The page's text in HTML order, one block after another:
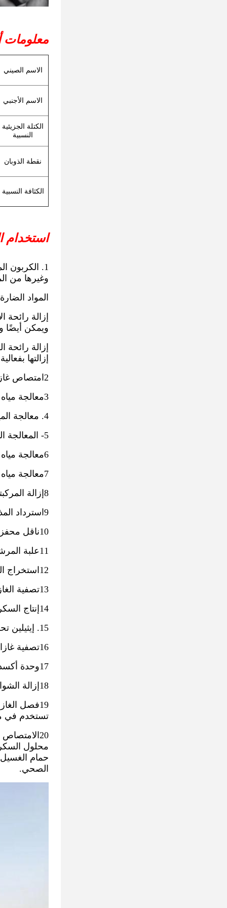
معلومات
الاسم الصيني
الاسم الأجنبي
الكتلة الجزيئية
النسبية
نقطة الذوبان
الكثافة النسبية
استخدام
1. الكربون
وغيرها من
المواد
إزالة
ويمكن أيضًا
إزالة
إزالتها
2امتصاص غازات العادم من محطة معالجة مياه الصرف الصحي.
3معالجة مياه المشروبات
4. معالجة المياه من قبل محطات الطاقة
5- المعالجة المسبقة لإعادة تدوير مياه الصرف الصحي
6معالجة مياه الصرف الصحي
7معالجة مياه الصرف الصحي السام
8إزالة المركبتان الحر من القليات البترولية
9استرداد المذيب (لأن الكربون المنشط يمكن أن يمتص المذيبات العضوية).
10ناقل محفز كيميائي
11علبة المرشح
12استخراج الذهب
13تصفية الغازات المخرجة للمخازن الكيميائية
14إنتاج السكر، المشروبات الكحولية، المواد الصيدلانية الغلوتامات أحادي الصوديوم، تكرير الأغذية، إزالة اللون.
15. إيثيلين تحلية المياه
16تصفية غازات العادم للسيارات
17وحدة أكسدة PTA تنقية الغاز.
18إزالة الشوائب من حبر الطباعة
19فصل
تستخدم في
محلول
حمام
الصحي.